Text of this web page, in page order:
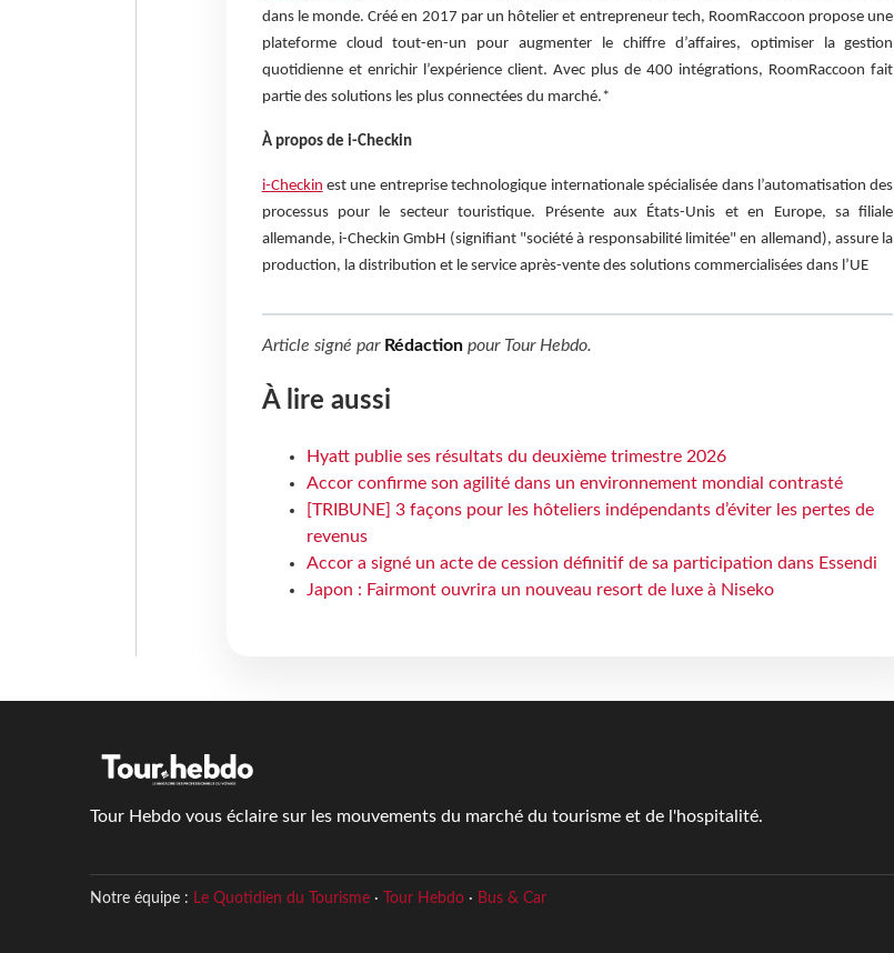
dans le monde. Créé en 2017 par un hôtelier et entrepreneur tech, RoomRaccoon propose une
plateforme cloud tout-en-un pour augmenter le chiffre d’affaires, optimiser la gestion
quotidienne et enrichir l’expérience client. Avec plus de 400 intégrations, RoomRaccoon fait
partie des solutions les plus connectées du marché.*
À propos de i-Checkin
i-Checkin est une entreprise technologique internationale spécialisée dans l’automatisation des
processus pour le secteur touristique. Présente aux États-Unis et en Europe, sa filiale
allemande, i-Checkin GmbH (signifiant "société à responsabilité limitée" en allemand), assure la
production, la distribution et le service après-vente des solutions commercialisées dans l’UE
Article signé par Rédactionpour Tour Hebdo.
À lire aussi
Hyatt publie ses résultats du deuxième trimestre 2026
Accor confirme son agilité dans un environnement mondial contrasté
[TRIBUNE] 3 façons pour les hôteliers indépendants d’éviter les pertes de
revenus
Accor a signé un acte de cession définitif de sa participation dans Essendi
Japon : Fairmont ouvrira un nouveau resort de luxe à Niseko
Tour Hebdo vous éclaire sur les mouvements du marché du tourisme et de l'hospitalité.
Notre équipe : Le Quotidien du Tourisme· Tour Hebdo· Bus & Car